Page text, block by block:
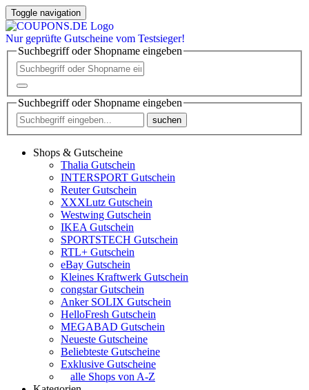
Toggle navigation
Nur geprüfte Gutscheine vom Testsieger!
Suchbegriff oder Shopname eingeben
Suchbegriff oder Shopname eingeben
suchen
Shops & Gutscheine
Thalia Gutschein
INTERSPORT Gutschein
Reuter Gutschein
XXXLutz Gutschein
Westwing Gutschein
IKEA Gutschein
SPORTSTECH Gutschein
RTL+ Gutschein
eBay Gutschein
Kleines Kraftwerk Gutschein
congstar Gutschein
Anker SOLIX Gutschein
HelloFresh Gutschein
MEGABAD Gutschein
Neueste Gutscheine
Beliebteste Gutscheine
Exklusive Gutscheine
alle Shops von A-Z